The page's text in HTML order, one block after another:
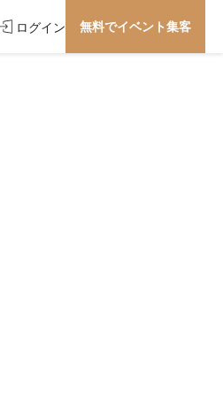
ログイン 無料でイベント集客